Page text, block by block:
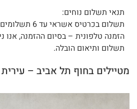
תנאי תשלום נוחים:
תשלום בכרטיס אשראי עד 6 תשלומים ללא ריבית.
הזמנה טלפונית – בסיום ההזמנה, אנו
תשלום ותיאום הובלה.
מטיילים בחוף תל אביב – עירית